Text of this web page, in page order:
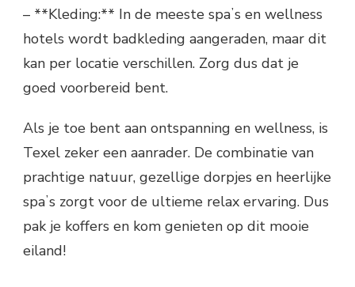
– **Kleding:** In de meeste spaʼs en wellness
hotels wordt badkleding aangeraden, maar dit
kan per locatie verschillen. Zorg dus dat je
goed voorbereid bent.
Als je toe bent aan ontspanning en wellness, is
Texel zeker een aanrader. De combinatie van
prachtige natuur, gezellige dorpjes en heerlijke
spaʼs zorgt voor de ultieme relax ervaring. Dus
pak je koffers en kom genieten op dit mooie
eiland!